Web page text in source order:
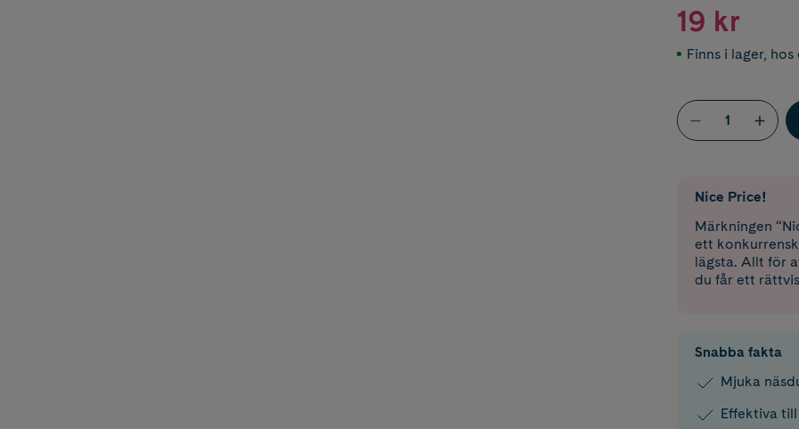
19 kr
Finns i lager, hos
Nice Price!
Märkningen
ett
lägsta. Allt för
du får ett
Snabba fakta
Mjuka
Effektiva